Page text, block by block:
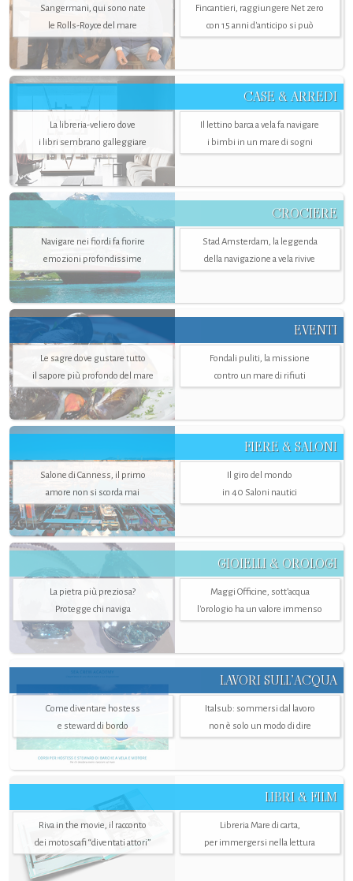
Sangermani, qui sono nate
le Rolls-Royce del mare
Fincantieri, raggiungere Net zero
con 15 anni d'anticipo si può
CASE & ARREDI
La libreria-veliero dove
i libri sembrano galleggiare
Il lettino barca a vela fa navigare
i bimbi in un mare di sogni
CROCIERE
Navigare nei fiordi fa fiorire
emozioni profondissime
Stad Amsterdam, la leggenda
della navigazione a vela rivive
EVENTI
Le sagre dove gustare tutto
il sapore più profondo del mare
Fondali puliti, la missione
contro un mare di rifiuti
FIERE & SALONI
Salone di Canness, il primo
amore non si scorda mai
Il giro del mondo
in 40 Saloni nautici
GIOIELLI & OROLOGI
La pietra più preziosa?
Protegge chi naviga
Maggi Officine, sott’acqua
l'orologio ha un valore immenso
LAVORI SULL’ACQUA
Come diventare hostess
e steward di bordo
Italsub: sommersi dal lavoro
non è solo un modo di dire
LIBRI & FILM
Riva in the movie, il racconto
dei motoscafi “diventati attori”
Libreria Mare di carta,
per immergersi nella lettura